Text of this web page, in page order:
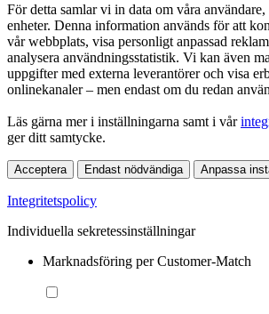
För detta samlar vi in data om våra användare,
enheter. Denna information används för att
vår webbplats, visa personligt anpassad
analysera användningsstatistik. Vi kan även
uppgifter med externa leverantörer och visa
onlinekanaler – men endast om du redan
Läs gärna mer i inställningarna samt i vår
ger ditt samtycke.
Acceptera Endast nödvändiga Anpassa
Integritetspolicy
Individuella sekretessinställningar
Marknadsföring per Customer-Match